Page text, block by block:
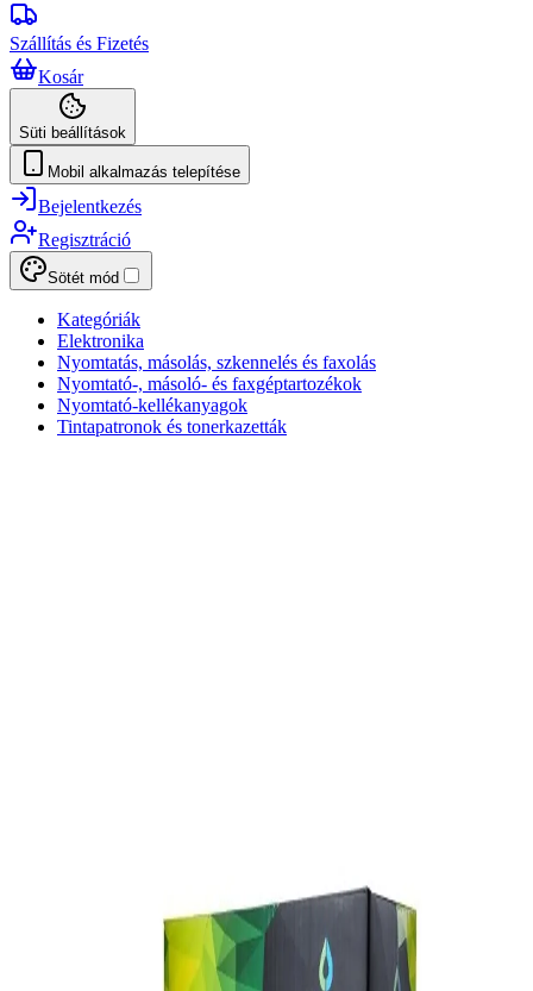
Szállítás és Fizetés
Kosár
Süti beállítások
Mobil alkalmazás telepítése
Bejelentkezés
Regisztráció
Sötét mód
Kategóriák
Elektronika
Nyomtatás, másolás, szkennelés és faxolás
Nyomtató-, másoló- és faxgéptartozékok
Nyomtató-kellékanyagok
Tintapatronok és tonerkazetták